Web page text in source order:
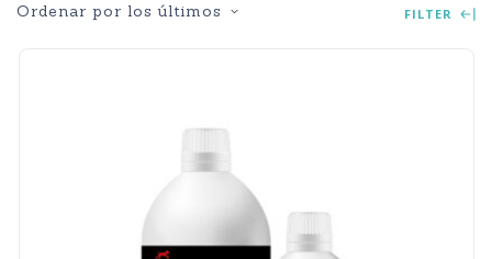
Ordenar por los últimos
FILTER